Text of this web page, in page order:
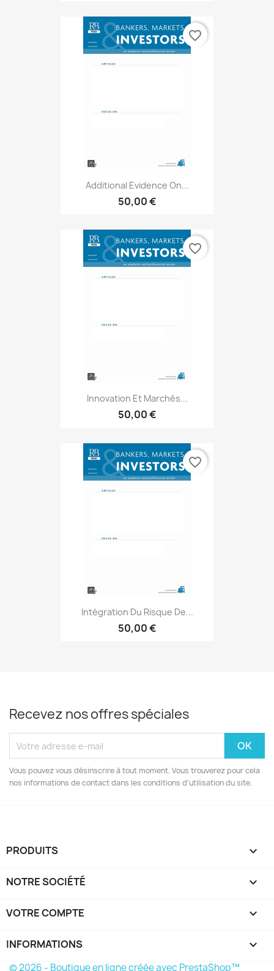
Additional Evidence On...
50,00 €
favorite_border
Innovation Et Marchés...
50,00 €
favorite_border
Intégration Du Risque De...
50,00 €
favorite_border
Recevez nos offres spéciales
Vous pouvez vous désinscrire à tout moment. Vous trouverez pour cela
nos informations de contact dans les conditions d'utilisation du site.
PRODUITS 
NOTRE SOCIÉTÉ 
VOTRE COMPTE 
INFORMATIONS keyboard_arrow_down
© 2026 - Boutique en ligne créée avec PrestaShop™